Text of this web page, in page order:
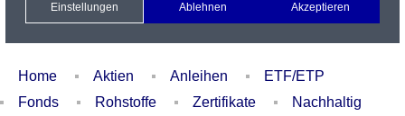
Xetra Realtime
Watchlist Portfolio Login
Home Aktien Anleihen
ETF/ETP
Fonds
Rohstoffe Zertifikate
Nachhaltig
Einstellungen Ablehnen Akzeptieren